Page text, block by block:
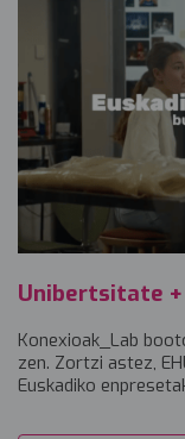
Unibertsitate +
Konexioak_Lab
zen. Zortzi astez,
Euskadiko